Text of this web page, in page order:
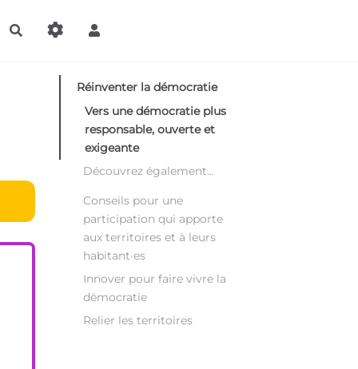
Rechercher
Réinventer la démocratie
Vers une démocratie plus
responsable, ouverte et
exigeante
Découvrez également...
Conseils pour une
participation qui apporte
aux territoires et à leurs
habitant·es
Innover pour faire vivre la
démocratie
Relier les territoires